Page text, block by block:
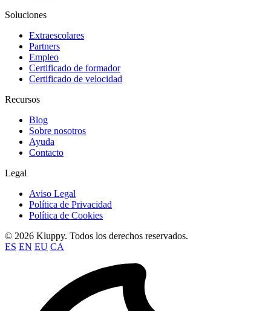
Soluciones
Extraescolares
Partners
Empleo
Certificado de formador
Certificado de velocidad
Recursos
Blog
Sobre nosotros
Ayuda
Contacto
Legal
Aviso Legal
Política de Privacidad
Política de Cookies
© 2026 Kluppy. Todos los derechos reservados.
ES EN EU CA